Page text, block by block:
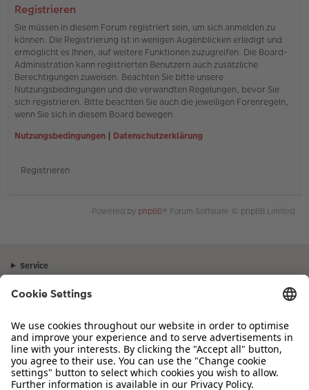
Registrieren
Sie müssen in diesem Forum registriert sein, um sich anmelden zu
können. Die Registrierung ist in wenigen Augenblicken erledigt und
ermöglicht es Ihnen, auf weitere Funktionen zuzugreifen. Die Board-
Administration kann registrierten Benutzern auch zusätzliche
Berechtigungen zuweisen. Beachten Sie bitte unsere
Nutzungsbedingungen und die verwandten Regelungen, bevor Sie
sich registrieren. Bitte beachten Sie auch die jeweiligen Forenregeln,
wenn Sie sich in diesem Board bewegen.
Nutzungsbedingungen | Datenschutzerklärung
Registrieren
Powered by phpBB® Forum Software © phpBB Limited
Service
Sortiment